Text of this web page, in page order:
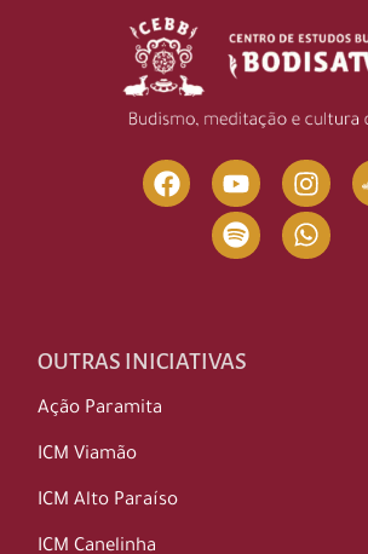
OUTRAS INICIATIVAS
Ação Paramita
ICM Viamão
ICM Alto Paraíso
ICM Canelinha